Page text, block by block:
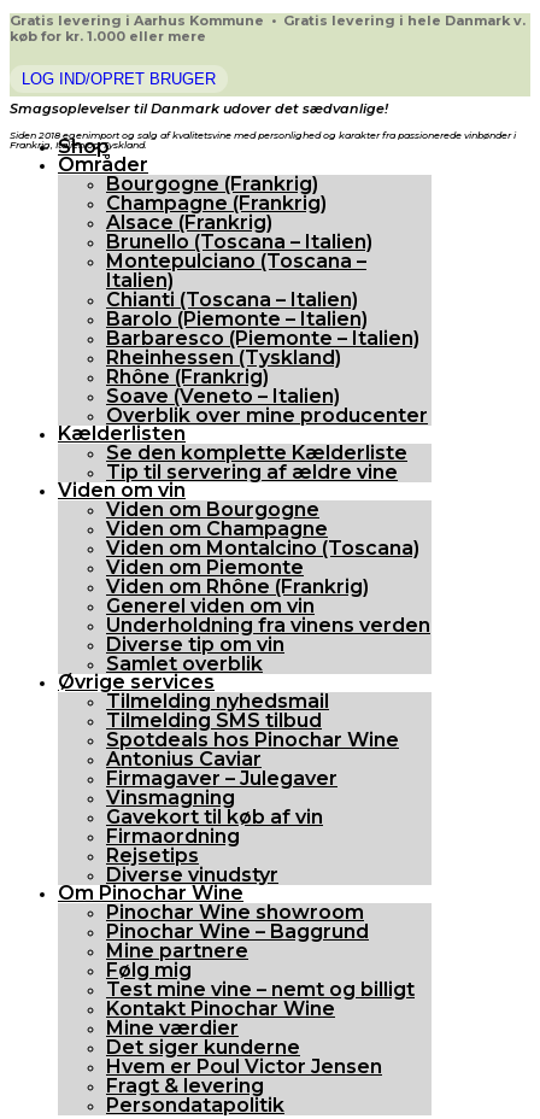
Gratis levering i Aarhus Kommune • Gratis levering i hele Danmark v.
køb for kr. 1.000 eller mere
LOG IND/OPRET BRUGER
Smagsoplevelser til Danmark udover det sædvanlige!
Siden 2018 egenimport og salg af kvalitetsvine med personlighed og karakter fra passionerede vinbønder i
Frankrig, Italien og Tyskland.
Shop
Områder
Bourgogne (Frankrig)
Champagne (Frankrig)
Alsace (Frankrig)
Brunello (Toscana – Italien)
Montepulciano (Toscana –
Italien)
Chianti (Toscana – Italien)
Barolo (Piemonte – Italien)
Barbaresco (Piemonte – Italien)
Rheinhessen (Tyskland)
Rhône (Frankrig)
Soave (Veneto – Italien)
Overblik over mine producenter
Kælderlisten
Se den komplette Kælderliste
Tip til servering af ældre vine
Viden om vin
Viden om Bourgogne
Viden om Champagne
Viden om Montalcino (Toscana)
Viden om Piemonte
Viden om Rhône (Frankrig)
Generel viden om vin
Underholdning fra vinens verden
Diverse tip om vin
Samlet overblik
Øvrige services
Tilmelding nyhedsmail
Tilmelding SMS tilbud
Spotdeals hos Pinochar Wine
Antonius Caviar
Firmagaver – Julegaver
Vinsmagning
Gavekort til køb af vin
Firmaordning
Rejsetips
Diverse vinudstyr
Om Pinochar Wine
Pinochar Wine showroom
Pinochar Wine – Baggrund
Mine partnere
Følg mig
Test mine vine – nemt og billigt
Kontakt Pinochar Wine
Mine værdier
Det siger kunderne
Hvem er Poul Victor Jensen
Fragt & levering
Persondatapolitik